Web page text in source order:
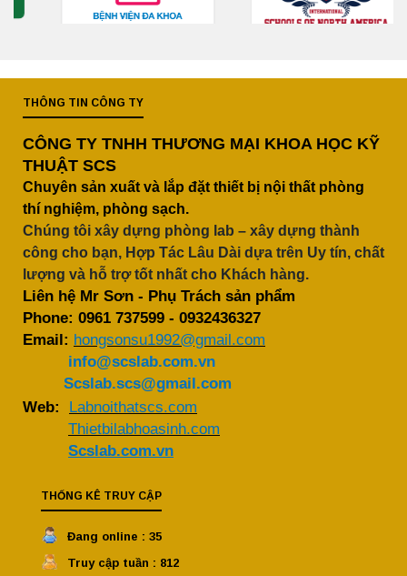
THÔNG TIN CÔNG TY
CÔNG TY TNHH THƯƠNG MẠI KHOA HỌC KỸ
THUẬT SCS
Chuyên sản xuất và lắp đặt thiết bị nội thất phòng
thí nghiệm, phòng sạch.
Chúng tôi xây dựng phòng lab – xây dựng thành
công cho bạn, Hợp Tác Lâu Dài dựa trên Uy tín, chất
lượng và hỗ trợ tốt nhất cho Khách hàng.
Liên hệ Mr Sơn - Phụ Trách sản phẩm
Phone: 0961 737599 - 0932436327
Email: hongsonsu1992@gmail.com
info@scslab.com.vn
Scslab.scs@gmail.com
Web: Labnoithatscs.com
Thietbilabhoasinh.com
Scslab.com.vn
THỐNG KÊ TRUY CẬP
Đang online : 35
Truy cập tuần : 812